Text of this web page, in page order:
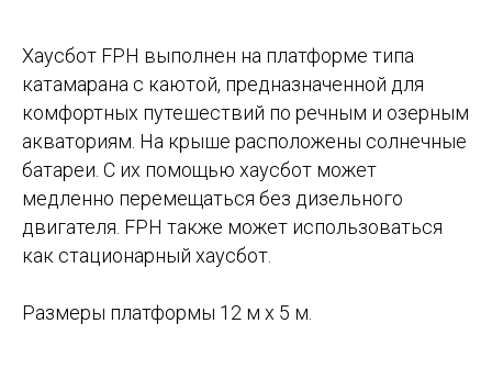
Хаусбот FPH выполнен на платформе типа
катамарана с каютой, предназначенной для
комфортных путешествий по речным и озерным
акваториям. На крыше расположены солнечные
батареи. С их помощью хаусбот может
медленно перемещаться без дизельного
двигателя. FPH также может использоваться
как стационарный хаусбот.
Размеры платформы 12 м х 5 м.